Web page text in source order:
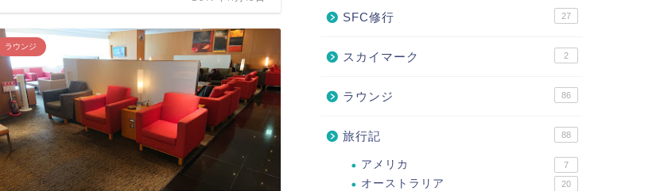
ラウンジ
SFC修行 27
スカイマーク 2
ラウンジ 86
旅行記 88
アメリカ 7
オーストラリア 20